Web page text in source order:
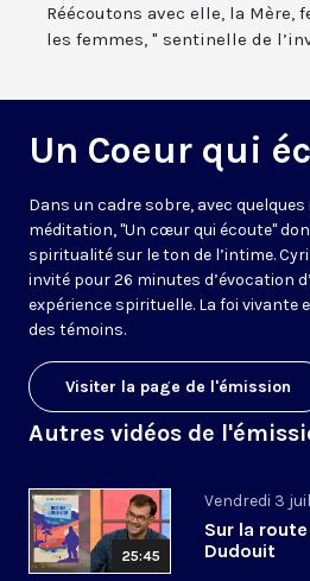
Réécoutons avec elle, la Mère,
les femmes, " sentinelle de
Un Coeur qui
Dans un cadre sobre, avec
méditation, "Un cœur qui écoute"
spiritualité sur le ton de l’intime.
invité pour 26 minutes d’évocation
expérience spirituelle. La foi vivante
des témoins.
Visiter la page de l'émission
Autres vidéos de
25:45
Vendredi 3
Sur la
Dudouit